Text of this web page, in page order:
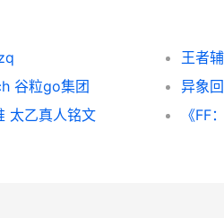
王者
谷粒go集团
异象
太乙真人铭文